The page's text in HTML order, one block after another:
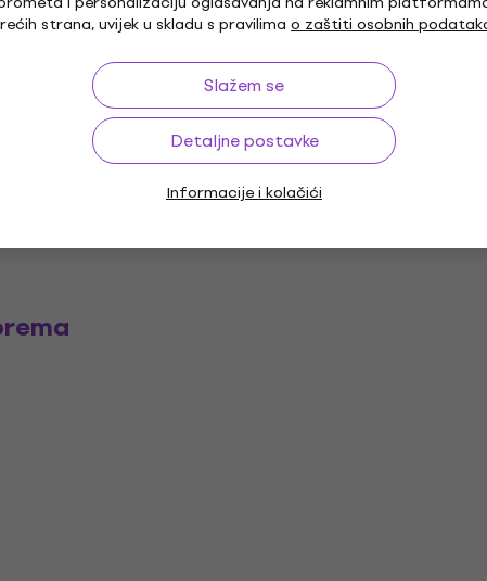
strana, uvijek u skladu s pravilima o zaštiti osobnih
Slažem se
Detaljne postavke
Informacije i kolačići